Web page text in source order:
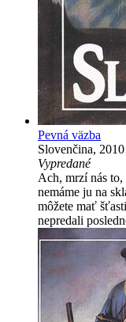
Pevná väzba
Slovenčina, 2010
Vypredané
Ach, mrzí nás
nemáme ju na
môžete mať
nepredali